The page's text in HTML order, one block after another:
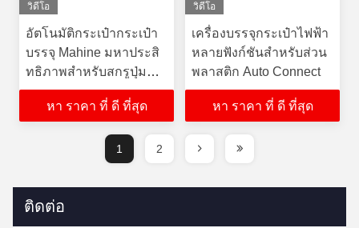
วิดีโอ
อัตโนมัติกระเป๋ากระเป๋า
บรรจุ Mahine มหาประสิ
ทธิภาพสําหรับสกรูปุ่ม
พลาสติก
หา ราคา ที่ ดี ที่สุด
วิดีโอ
เครื่องบรรจุกระเป๋าไฟฟ้า
หลายฟังก์ชันสําหรับส่วน
พลาสติก Auto Connect
หา ราคา ที่ ดี ที่สุด
1 2
ติดต่อ